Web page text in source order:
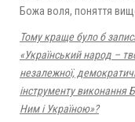
Божа воля, поняття
Тому краще було б
«Український народ –
незалежної,
інструменту виконання
Ним і Україною»?